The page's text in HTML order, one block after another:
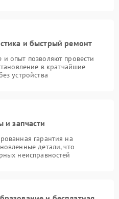
и быстрый ремонт
опыт позволяют провести
в кратчайшие
устройства
и запчасти
гарантия на
детали, что
неисправностей